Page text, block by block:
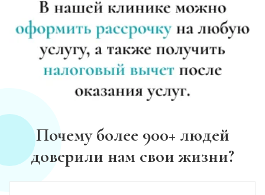
Почему более 900+ людей
доверили нам свои жизни?